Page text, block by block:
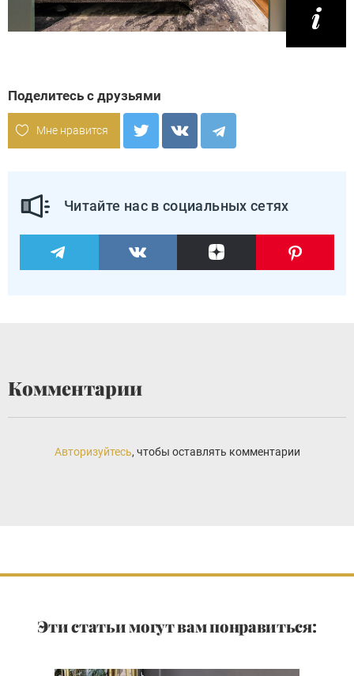
Поделитесь с друзьями
Мне нравится
Читайте нас в социальных сетях
Комментарии
Авторизуйтесь, чтобы оставлять комментарии
Эти статьи могут вам понравиться: